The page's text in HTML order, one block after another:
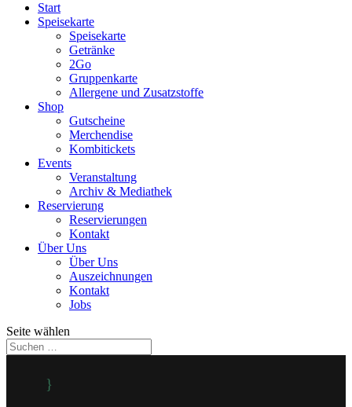
Start
Speisekarte
Speisekarte
Getränke
2Go
Gruppenkarte
Allergene und Zusatzstoffe
Shop
Gutscheine
Merchendise
Kombitickets
Events
Veranstaltung
Archiv & Mediathek
Reservierung
Reservierungen
Kontakt
Über Uns
Über Uns
Auszeichnungen
Kontakt
Jobs
Seite wählen
}